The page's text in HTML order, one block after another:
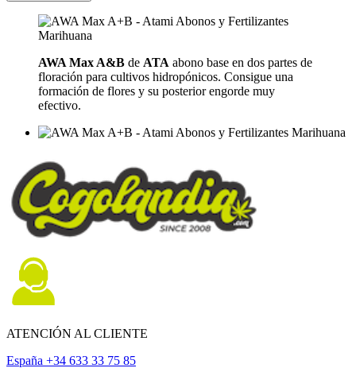
AWA Max A&B de ATA abono base en dos partes de
floración para cultivos hidropónicos. Consigue una
formación de flores y su posterior engorde muy
efectivo.
ATENCIÓN AL CLIENTE
España +34 633 33 75 85